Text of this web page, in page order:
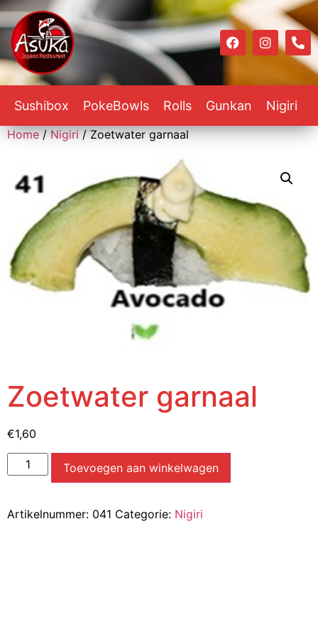
Sushibox PokeBowls Rolls Gunkan Nigiri
Home/Nigiri/ Zoetwater garnaal
Zoetwater garnaal
€1,60
Toevoegen aan winkelwagen
Artikelnummer: 041 Categorie: Nigiri